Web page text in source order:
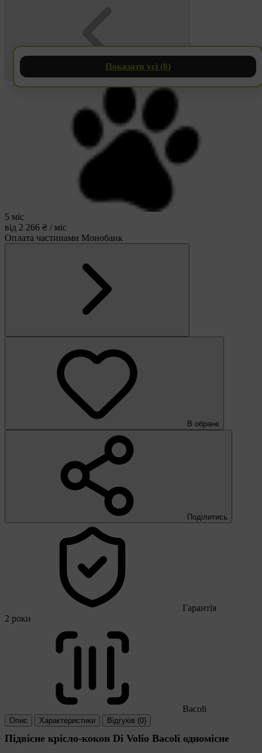
Показати усі (0)
5 міс
від 2 266 ₴ / міс
Оплата частинами Монобанк
В обране
Поділитись
Гарантія
2 роки
Bacoli
Опис Характеристики Відгуків (0)
Підвісне крісло-кокон Di Volio Bacoli одномісне